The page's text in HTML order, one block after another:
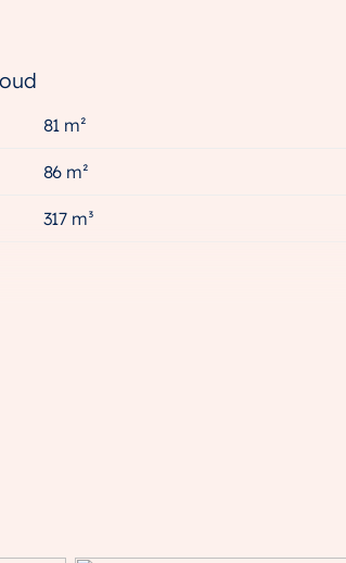
81 m²
86 m²
317 m³